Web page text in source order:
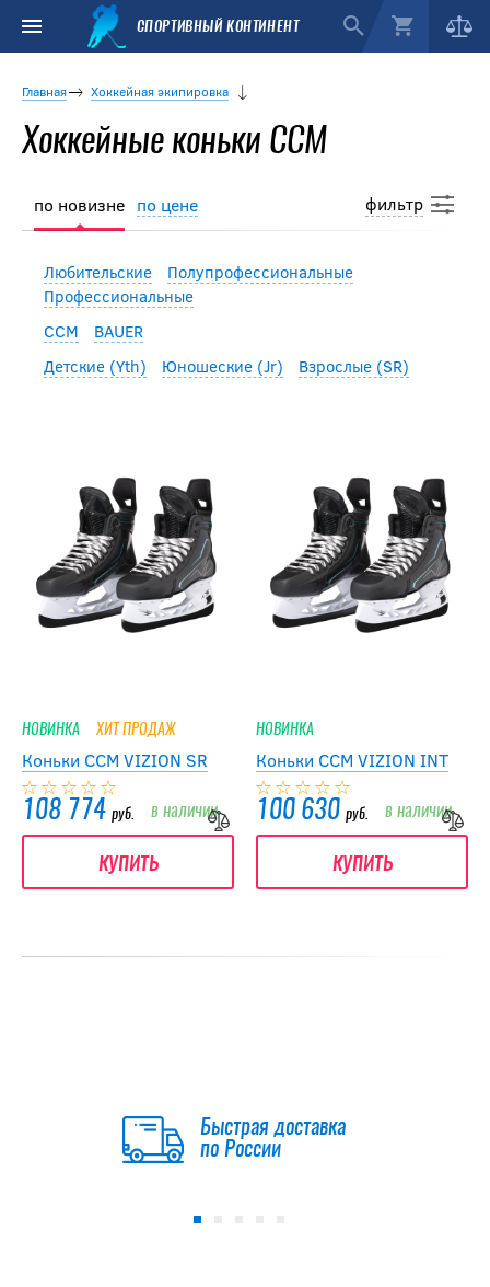
СПОРТИВНЫЙ КОНТИНЕНТ
Главная Хоккейная экипировка
Хоккейные коньки CCM
фильтр
по новизне по цене
Любительские
Полупрофессиональные
Профессиональные
CCM
BAUER
Детские (Yth)
Юношеские (Jr) Взрослые (SR)
НОВИНКА ХИТ ПРОДАЖ
Коньки CCM VIZION SR
108 774 руб. в наличии
купить
НОВИНКА
Коньки CCM VIZION INT
100 630 руб. в наличии
купить
Быстрая доставка
по России